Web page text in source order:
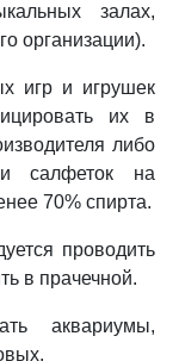
залах,
организации).
игр и игрушек
их в
либо
салфеток на
70% спирта.
проводить
в прачечной.
аквариумы,